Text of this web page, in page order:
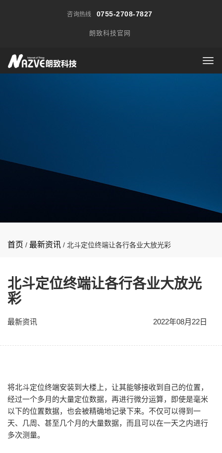
咨询热线 0755-2708-7827
朗致科技官网
首页 / 最新资讯 / 北斗定位终端让各行各业大放光彩
北斗定位终端让各行各业大放光
彩
最新资讯 2022年08月22日
将北斗定位终端安装到大楼上，让其能够接收到自己的位置，
经过一个多月的大量定位数据，再进行微分运算，即使是毫米
以下的位置数据，也会被精确地记录下来。不仅可以得到一
天、几周、甚至几个月的大量数据，而且可以在一天之内进行
多次测量。